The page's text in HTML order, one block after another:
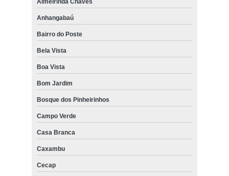
Anhangabaú
Bairro do Poste
Bela Vista
Boa Vista
Bom Jardim
Bosque dos Pinheirinhos
Campo Verde
Casa Branca
Caxambu
Cecap